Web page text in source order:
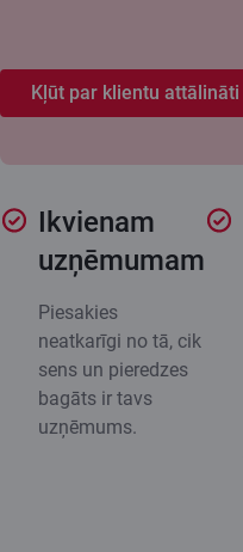
Kļūt par klientu attālināti
Ikvienam
uzņēmumam
Piesakies
neatkarīgi no tā, cik
sens un pieredzes
bagāts ir tavs
uzņēmums.